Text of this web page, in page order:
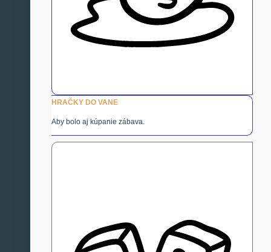
HRAČKY DO VANE
Aby bolo aj kúpanie zábava.